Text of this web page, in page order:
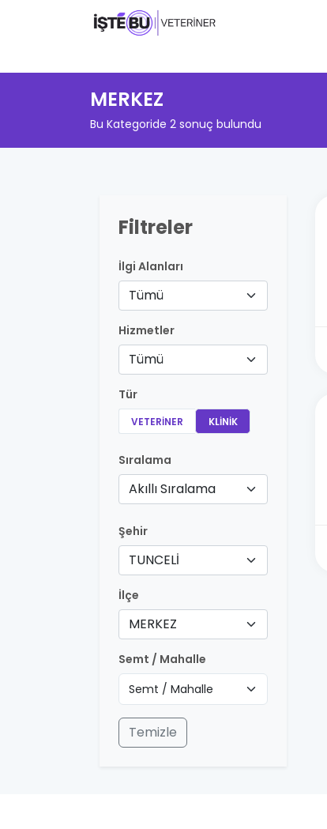
MERKEZ
Bu Kategoride 2 sonuç bulundu
Filtreler
İlgi Alanları
Tümü
Hizmetler
Tümü
Tür
VETERINER KLINIK
Sıralama
Akıllı Sıralama
Şehir
TUNCELİ
İlçe
MERKEZ
Semt / Mahalle
Temizle